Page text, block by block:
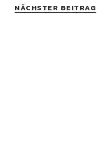
NÄCHSTER BEITRAG